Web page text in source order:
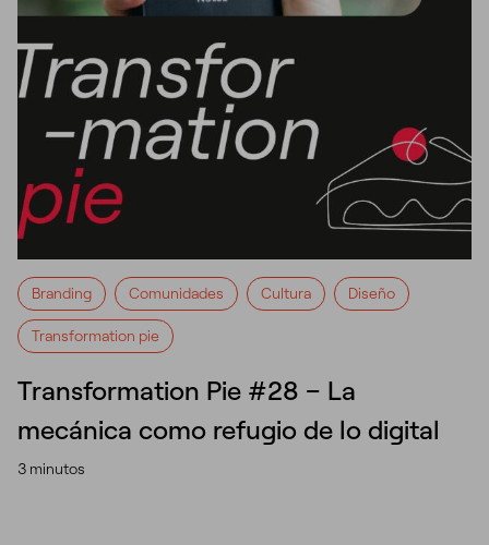
Branding Comunidades Cultura Diseño
Transformation pie
Transformation Pie #28 – La
mecánica como refugio de lo digital
3 minutos